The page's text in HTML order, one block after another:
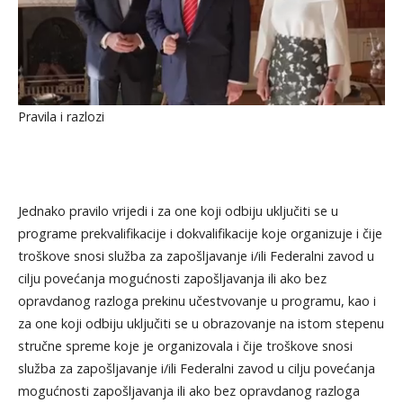
Pravila i razlozi
Jednako pravilo vrijedi i za one koji odbiju uključiti se u
programe prekvalifikacije i dokvalifikacije koje organizuje i čije
troškove snosi služba za zapošljavanje i/ili Federalni zavod u
cilju povećanja mogućnosti zapošljavanja ili ako bez
opravdanog razloga prekinu učestvovanje u programu, kao i
za one koji odbiju uključiti se u obrazovanje na istom stepenu
stručne spreme koje je organizovala i čije troškove snosi
služba za zapošljavanje i/ili Federalni zavod u cilju povećanja
mogućnosti zapošljavanja ili ako bez opravdanog razloga